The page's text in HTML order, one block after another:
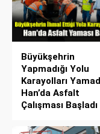
Büyükşehrin
Yapmadığı Yolu
Karayolları
Han’da Asfalt
Çalışması Başladı